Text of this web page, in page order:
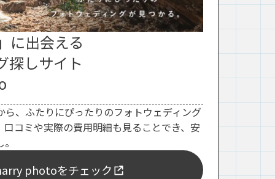
に出会える
探しサイト
、ふたりにぴったりのフォトウェディング
コミや実際の費用明細も見ることでき、安
photoをチェック